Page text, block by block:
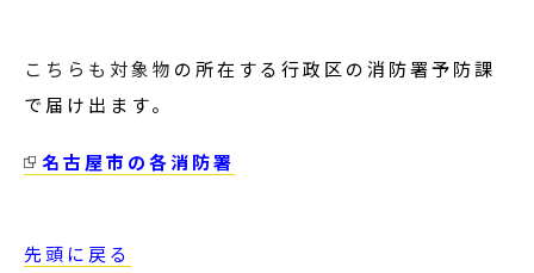
こちらも対象物 の所在する行政区の消防署予防課
で届け出ます。
名古屋市の各消防署
先頭に戻る